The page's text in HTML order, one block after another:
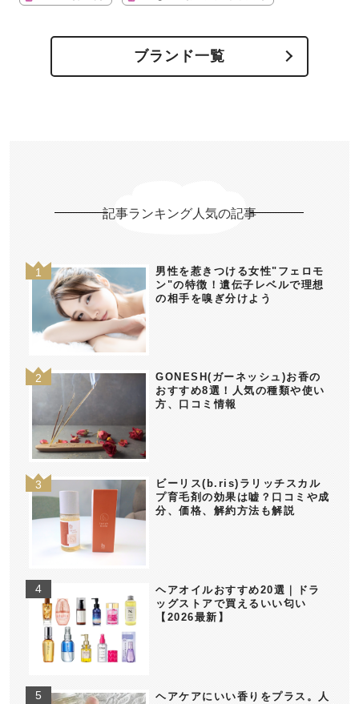
ブランド一覧
記事ランキング人気の記事
男性を惹きつける女性"フェロモ
ン"の特徴！遺伝子レベルで理想
の相手を嗅ぎ分けよう
GONESH(ガーネッシュ)お香の
おすすめ8選！人気の種類や使い
方、口コミ情報
ビーリス(b.ris)ラリッチスカル
プ育毛剤の効果は嘘？口コミや成
分、価格、解約方法も解説
ヘアオイルおすすめ20選｜ドラ
ッグストアで買えるいい匂い
【2026最新】
ヘアケアにいい香りをプラス。人